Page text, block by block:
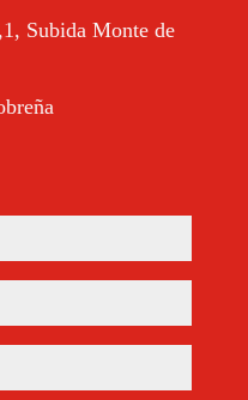
Subida Monte de